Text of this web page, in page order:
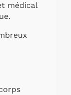
médical